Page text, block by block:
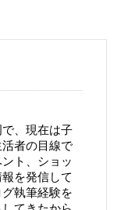
、現在は子
者の目線で
ト、ショッ
を発信して
執筆経験を